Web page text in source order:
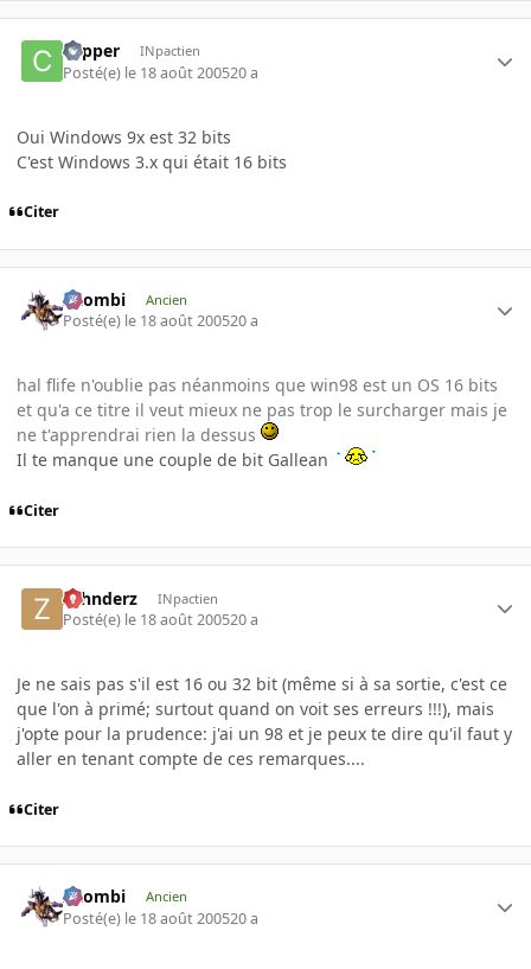
copper INpactien
Posté(e) le 18 août 200520 a
Oui Windows 9x est 32 bits
C'est Windows 3.x qui était 16 bits
Citer
XZombi Ancien
Posté(e) le 18 août 200520 a
hal flife n'oublie pas néanmoins que win98 est un OS 16 bits
et qu'a ce titre il veut mieux ne pas trop le surcharger mais je
ne t'apprendrai rien la dessus
Il te manque une couple de bit Gallean
Citer
zahnderz INpactien
Posté(e) le 18 août 200520 a
Je ne sais pas s'il est 16 ou 32 bit (même si à sa sortie, c'est ce
que l'on à primé; surtout quand on voit ses erreurs !!!), mais
j'opte pour la prudence: j'ai un 98 et je peux te dire qu'il faut y
aller en tenant compte de ces remarques....
Citer
XZombi Ancien
Posté(e) le 18 août 200520 a